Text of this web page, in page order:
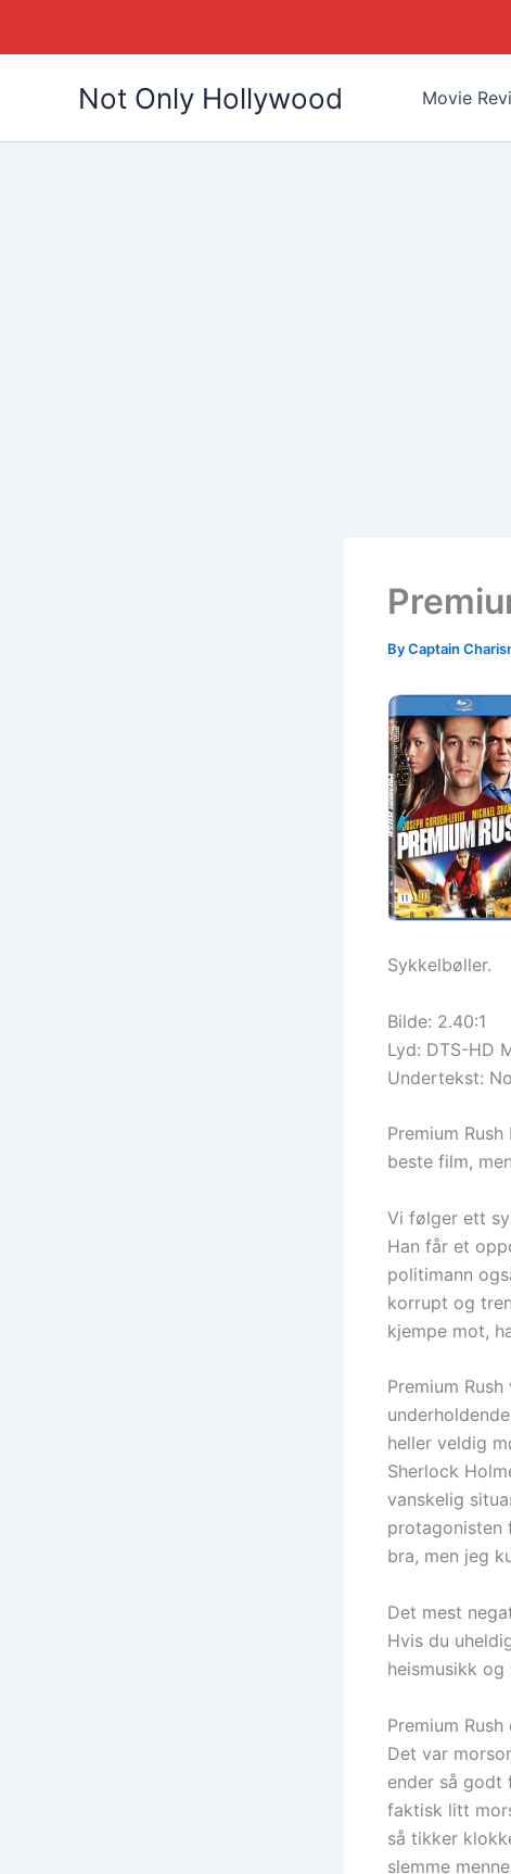
Not Only Hollywood Movie
ByCaptain
Sykkelbøller.
Bilde: 2.40:1
Lyd: DTS-HD
Undertekst:
Premium
beste film,
Vi følger ett
Han får et
politimann
korrupt og
kjempe mot,
Premium
heller veldig
Sherlock
vanskelig
protagonisten
bra, men jeg
Det mest
Hvis du
heismusikk
Premium
Det var
ender så godt
faktisk litt
så tikker
slemme